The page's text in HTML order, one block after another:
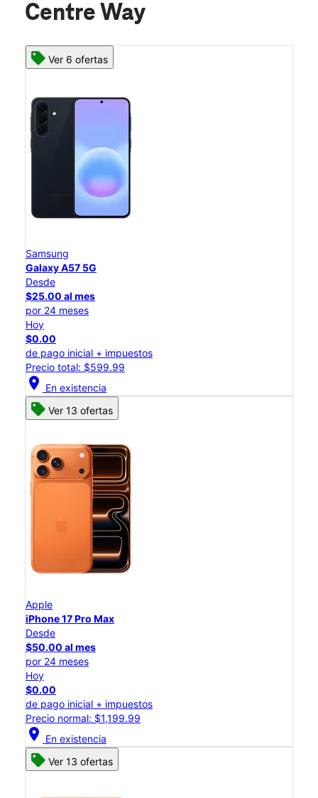
Centre Way
Ver 6 ofertas
Samsung
Galaxy A57 5G
Desde
$25.00 al mes
por 24 meses
Hoy
$0.00
de pago inicial + impuestos
Precio total: $599.99
location_on En existencia
Ver 13 ofertas
Apple
iPhone 17 Pro Max
Desde
$50.00 al mes
por 24 meses
Hoy
$0.00
de pago inicial + impuestos
Precio normal: $1,199.99
location_on En existencia
Ver 13 ofertas